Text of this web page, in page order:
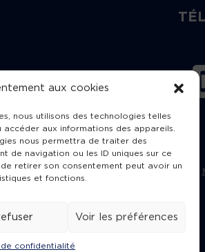
aux cookies
nous utilisons des technologies telles
aux informations des appareils.
nous permettra de traiter des
de navigation ou les ID uniques sur ce
retirer son consentement peut avoir un
et fonctions.
Voir les préférences
confidentialité
Charte de publication